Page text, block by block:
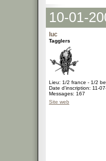
10-01-
luc
Tagglers
Lieu: 1/2 france - 1/2
Date d'inscription: 11-
Messages: 167
Site web